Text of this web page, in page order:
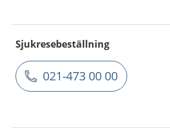
Sjukresebeställning
021-473 00 00